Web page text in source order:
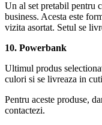
Un al set pretabil pentru
business. Acesta este
vizita asortat. Setul se
10. Powerbank
Ultimul produs
culori si se livreaza in
Pentru aceste produse,
contactezi.